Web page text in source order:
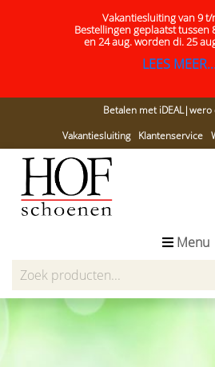
Vakantiesluiting van 9 t/
Bestellingen geplaatst tussen
en 24 aug.worden di. 25
LEES
Betalen met iDEAL|wero
Vakantiesluiting
Klantenservice
Menu